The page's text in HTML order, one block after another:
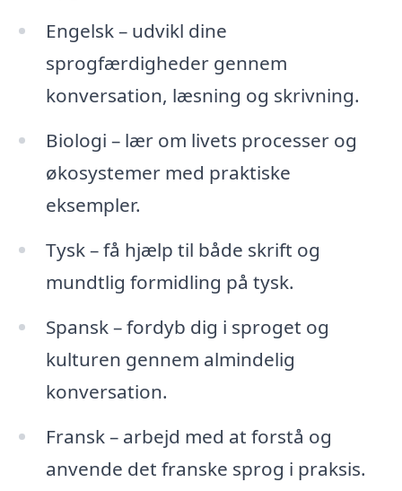
Engelsk – udvikl dine
sprogfærdigheder gennem
konversation, læsning og skrivning.
Biologi – lær om livets processer og
økosystemer med praktiske
eksempler.
Tysk – få hjælp til både skrift og
mundtlig formidling på tysk.
Spansk – fordyb dig i sproget og
kulturen gennem almindelig
konversation.
Fransk – arbejd med at forstå og
anvende det franske sprog i praksis.